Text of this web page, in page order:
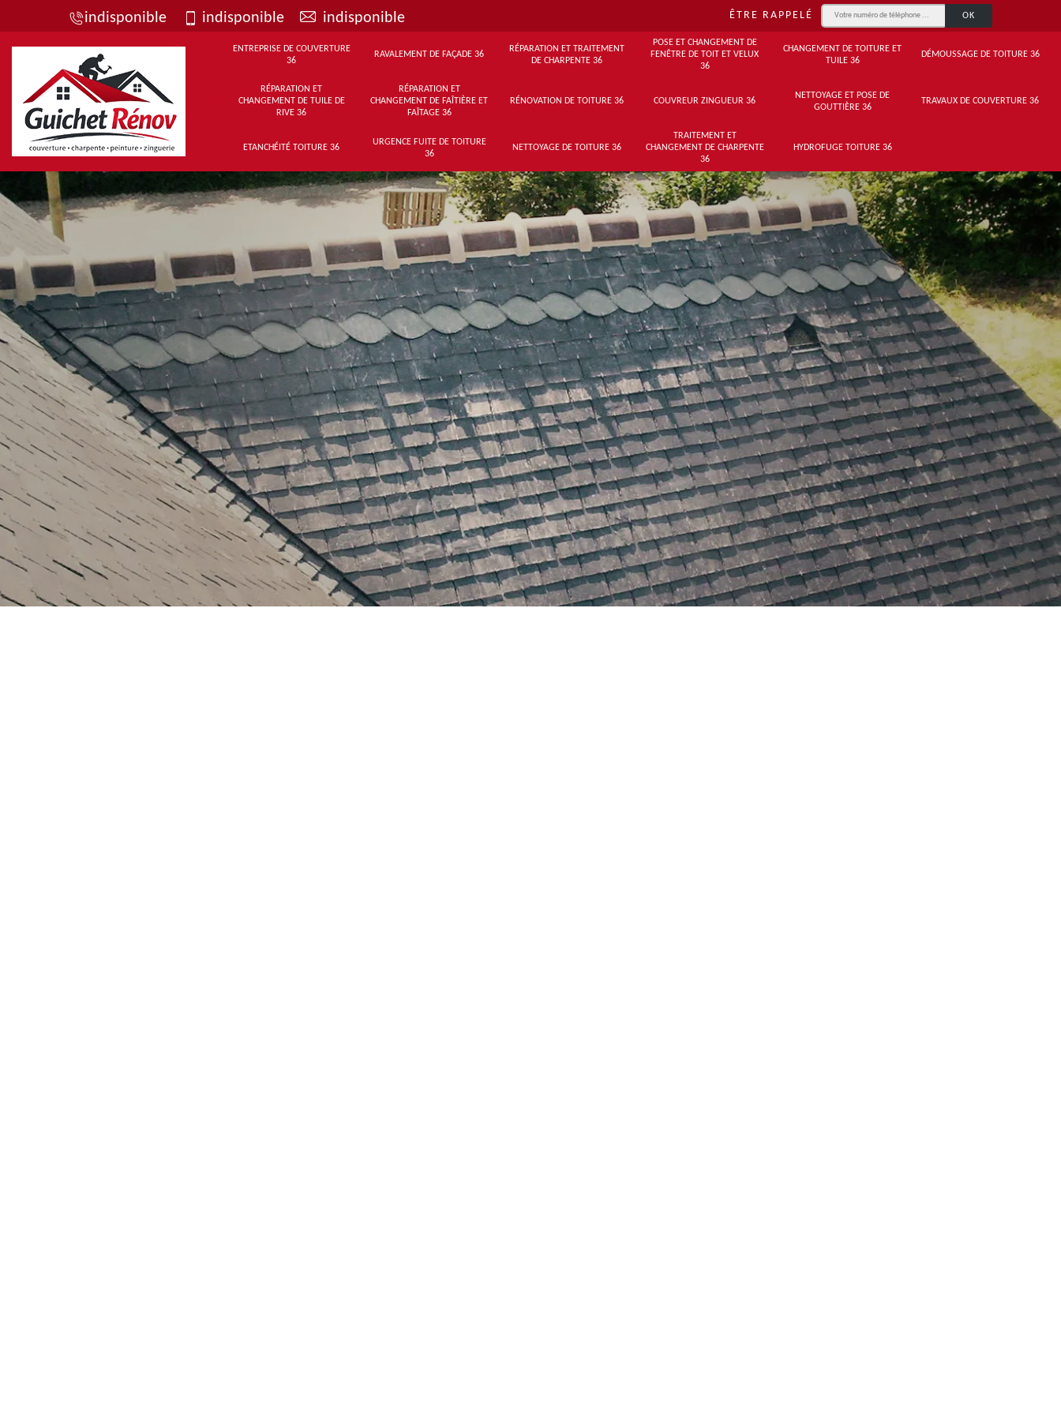
indisponible indisponible indisponible ÊTRE RAPPELÉ
ENTREPRISE DE COUVERTURE
36
RAVALEMENT DE FAÇADE 36
RÉPARATION ET TRAITEMENT
DE CHARPENTE 36
POSE ET CHANGEMENT DE
FENÊTRE DE TOIT ET VELUX
36
CHANGEMENT DE TOITURE ET
TUILE 36
DÉMOUSSAGE DE TOITURE 36
RÉPARATION ET
CHANGEMENT DE TUILE DE
RIVE 36
RÉPARATION ET
CHANGEMENT DE FAÎTIÈRE ET
FAÎTAGE 36
RÉNOVATION DE TOITURE 36 COUVREUR ZINGUEUR 36
NETTOYAGE ET POSE DE
GOUTTIÈRE 36
TRAVAUX DE COUVERTURE 36
ETANCHÉITÉ TOITURE 36
URGENCE FUITE DE TOITURE
36
NETTOYAGE DE TOITURE 36
TRAITEMENT ET
CHANGEMENT DE CHARPENTE
36
HYDROFUGE TOITURE 36